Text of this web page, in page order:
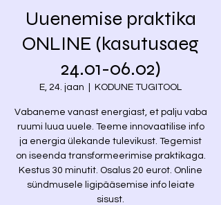
Uuenemise praktika
ONLINE (kasutusaeg
24.01-06.02)
E, 24. jaan KODUNE TUGITOOL
Vabaneme vanast energiast, et palju vaba
ruumi luua uuele. Teeme innovaatilise info
ja energia ülekande tulevikust. Tegemist
on iseenda transformeerimise praktikaga.
Kestus 30 minutit. Osalus 20 eurot. Online
sündmusele ligipääsemise info leiate
sisust.